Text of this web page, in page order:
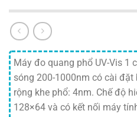
Máy đo quang phổ UV-Vis 1
sóng 200-1000nm có cài
rộng khe phổ: 4nm. Chế độ
128×64 và có kết nối máy